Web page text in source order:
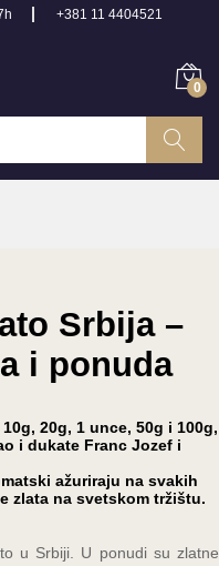
+381 11 4404521
0
Srbija –
i ponuda
20g, 1 unce, 50g i 100g,
i dukate Franc Jozef i
ažuriraju na svakih
zlata na svetskom tržištu.
u Srbiji. U ponudi su zlatne